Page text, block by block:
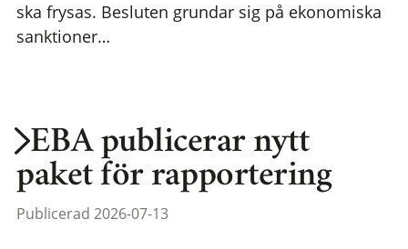
ska frysas. Besluten grundar sig på ekonomiska
sanktioner…
EBA publicerar nytt
paket för rapportering
Publicerad 2026-07-13